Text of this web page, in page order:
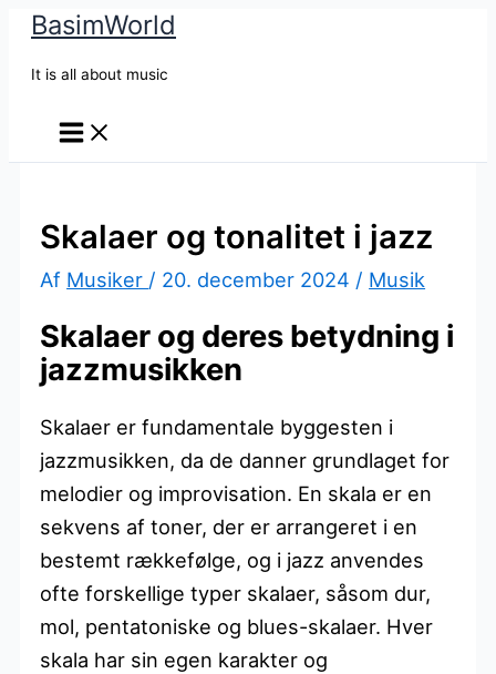
BasimWorld
It is all about music
Skalaer og tonalitet i jazz
Af Musiker / 20. december 2024 / Musik
Skalaer og deres betydning i
jazzmusikken
Skalaer er fundamentale byggesten i
jazzmusikken, da de danner grundlaget for
melodier og improvisation. En skala er en
sekvens af toner, der er arrangeret i en
bestemt rækkefølge, og i jazz anvendes
ofte forskellige typer skalaer, såsom dur,
mol, pentatoniske og blues-skalaer. Hver
skala har sin egen karakter og